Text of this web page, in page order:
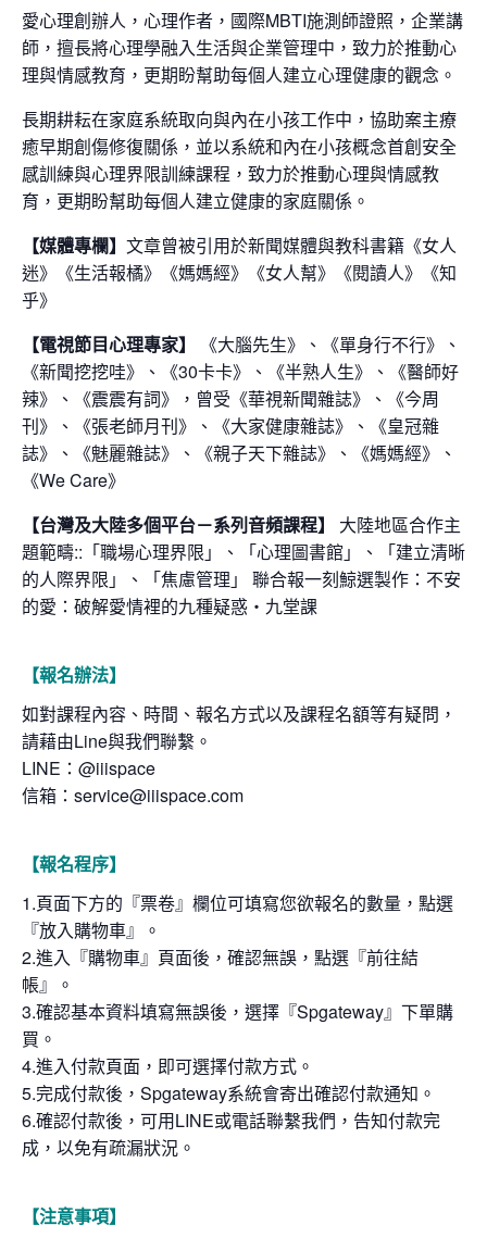
愛心理創辦人，心理作者，國際MBTI施測師證照，企業講
師，擅長將心理學融入生活與企業管理中，致力於推動心
理與情感教育，更期盼幫助每個人建立心理健康的觀念。
長期耕耘在家庭系統取向與內在小孩工作中，協助案主療
癒早期創傷修復關係，並以系統和內在小孩概念首創安全
感訓練與心理界限訓練課程，致力於推動心理與情感教
育，更期盼幫助每個人建立健康的家庭關係。
【媒體專欄】 文章曾被引用於新聞媒體與教科書籍《女人
迷》《生活報橘》《媽媽經》《女人幫》《閱讀人》《知
乎》
【電視節目心理專家】
《大腦先生》、《單身行不行》、
《新聞挖挖哇》、《30卡卡》、《半熟人生》、《醫師好
辣》、《震震有詞》，曾受《華視新聞雜誌》、《今周
刊》、《張老師月刊》、《大家健康雜誌》、《皇冠雜
誌》、《魅麗雜誌》、《親子天下雜誌》、《媽媽經》、
《We Care》
【台灣及大陸多個平台－系列音頻課程】
大陸地區合作主
題範疇::「職場心理界限」、「心理圖書館」、「建立清晰
的人際界限」、「焦慮管理」 聯合報一刻鯨選製作：不安
的愛：破解愛情裡的九種疑惑・九堂課
【報名辦法】
如對課程內容、時間、報名方式以及課程名額等有疑問，
請藉由Line與我們聯繫。
LINE：@iiispace
信箱：service@iiispace.com
【報名程序】
1.頁面下方的『票卷』欄位可填寫您欲報名的數量，點選
『放入購物車』。
2.進入『購物車』頁面後，確認無誤，點選『前往結
帳』。
3.確認基本資料填寫無誤後，選擇『Spgateway』下單購
買。
4.進入付款頁面，即可選擇付款方式。
5.完成付款後，Spgateway系統會寄出確認付款通知。
6.確認付款後，可用LINE或電話聯繫我們，告知付款完
成，以免有疏漏狀況。
【注意事項】